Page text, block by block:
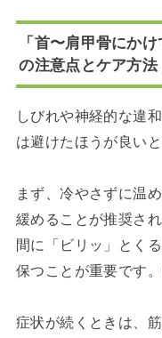
「首〜肩甲骨にか
の注意点とケア方法
しびれや神経的な違
は避けたほうが良い
まず、冷やさずに温
緩めることが推奨さ
間に「ビリッ」とく
保つことが重要です
症状が続くときは、